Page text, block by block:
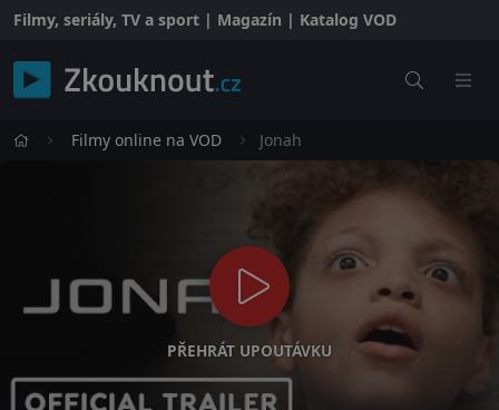
Filmy, seriály, TV a sport | Magazín | Katalog VOD
Filmy online na VOD Jonah
PŘEHRÁT UPOUTÁVKU